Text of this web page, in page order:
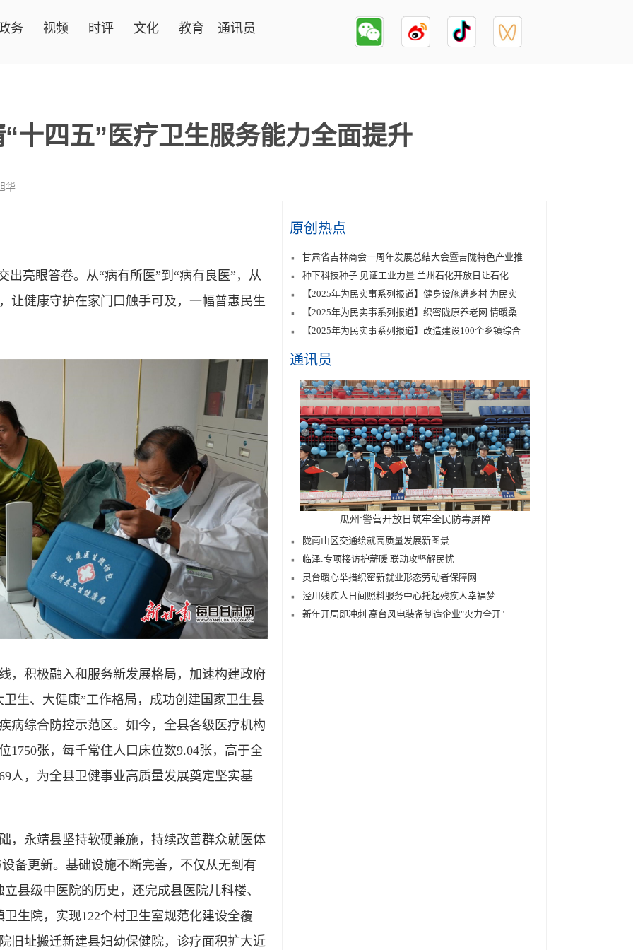
务 视频 时评 文化 教育 通讯员
十四五”医疗卫生服务能力全面提升
华
眼答卷。从“病有所医”到“病有良医”，从
让健康守护在家门口触手可及，一幅普惠民生
积极融入和服务新发展格局，加速构建政府
生、大健康”工作格局，成功创建国家卫生县
病综合防控示范区。如今，全县各级医疗机构
1750张，每千常住人口床位数9.04张，高于全
人，为全县卫健事业高质量发展奠定坚实基
永靖县坚持软硬兼施，持续改善群众就医体
备更新。基础设施不断完善，不仅从无到有
县级中医院的历史，还完成县医院儿科楼、
生院，实现122个村卫生室规范化建设全覆
旧址搬迁新建县妇幼保健院，诊疗面积扩大近
原创热点
甘肃省吉林商会一周年发展总结大会暨吉陇特色产业推
种下科技种子 见证工业力量 兰州石化开放日让石化
【2025年为民实事系列报道】健身设施进乡村 为民实
【2025年为民实事系列报道】织密陇原养老网 情暖桑
【2025年为民实事系列报道】改造建设100个乡镇综合
通讯员
瓜州:警营开放日筑牢全民防毒屏障
陇南山区交通绘就高质量发展新图景
临泽:专项接访护薪暖 联动攻坚解民忧
灵台暖心举措织密新就业形态劳动者保障网
泾川残疾人日间照料服务中心托起残疾人幸福梦
新年开局即冲刺 高台风电装备制造企业"火力全开"